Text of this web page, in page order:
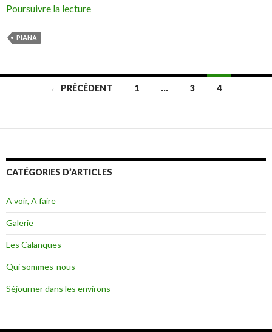
Poursuivre la lecture
PIANA
des
← PRÉCÉDENT 1 … 3 4
CATÉGORIES D’ARTICLES
A voir, A faire
Galerie
Les Calanques
Qui sommes-nous
Séjourner dans les environs